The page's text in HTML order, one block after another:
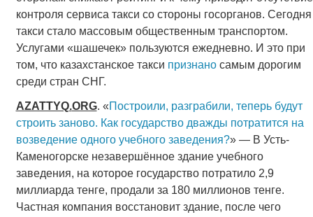
контроля сервиса такси со стороны госорганов. Сегодня
такси стало массовым общественным транспортом.
Услугами «шашечек» пользуются ежедневно. И это при
том, что казахстанское такси признано самым дорогим
среди стран СНГ.
AZATTYQ.ORG. «Построили, разграбили, теперь будут
строить заново. Как государство дважды потратится на
возведение одного учебного заведения?» — В Усть-
Каменогорске незавершённое здание учебного
заведения, на которое государство потратило 2,9
миллиарда тенге, продали за 180 миллионов тенге.
Частная компания восстановит здание, после чего